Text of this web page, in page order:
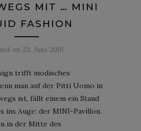
MIT … MINI
FASHION
on 23. Juni 2016
trifft modisches
man auf der Pitti Uomo in
ist, fällt einem ein Stand
ins Auge: der MINI-Pavillon.
in der Mitte des